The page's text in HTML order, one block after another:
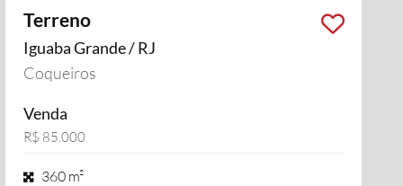
vídeo
Terreno
Iguaba Grande / RJ
Coqueiros
Venda
R$ 85.000
360 m²